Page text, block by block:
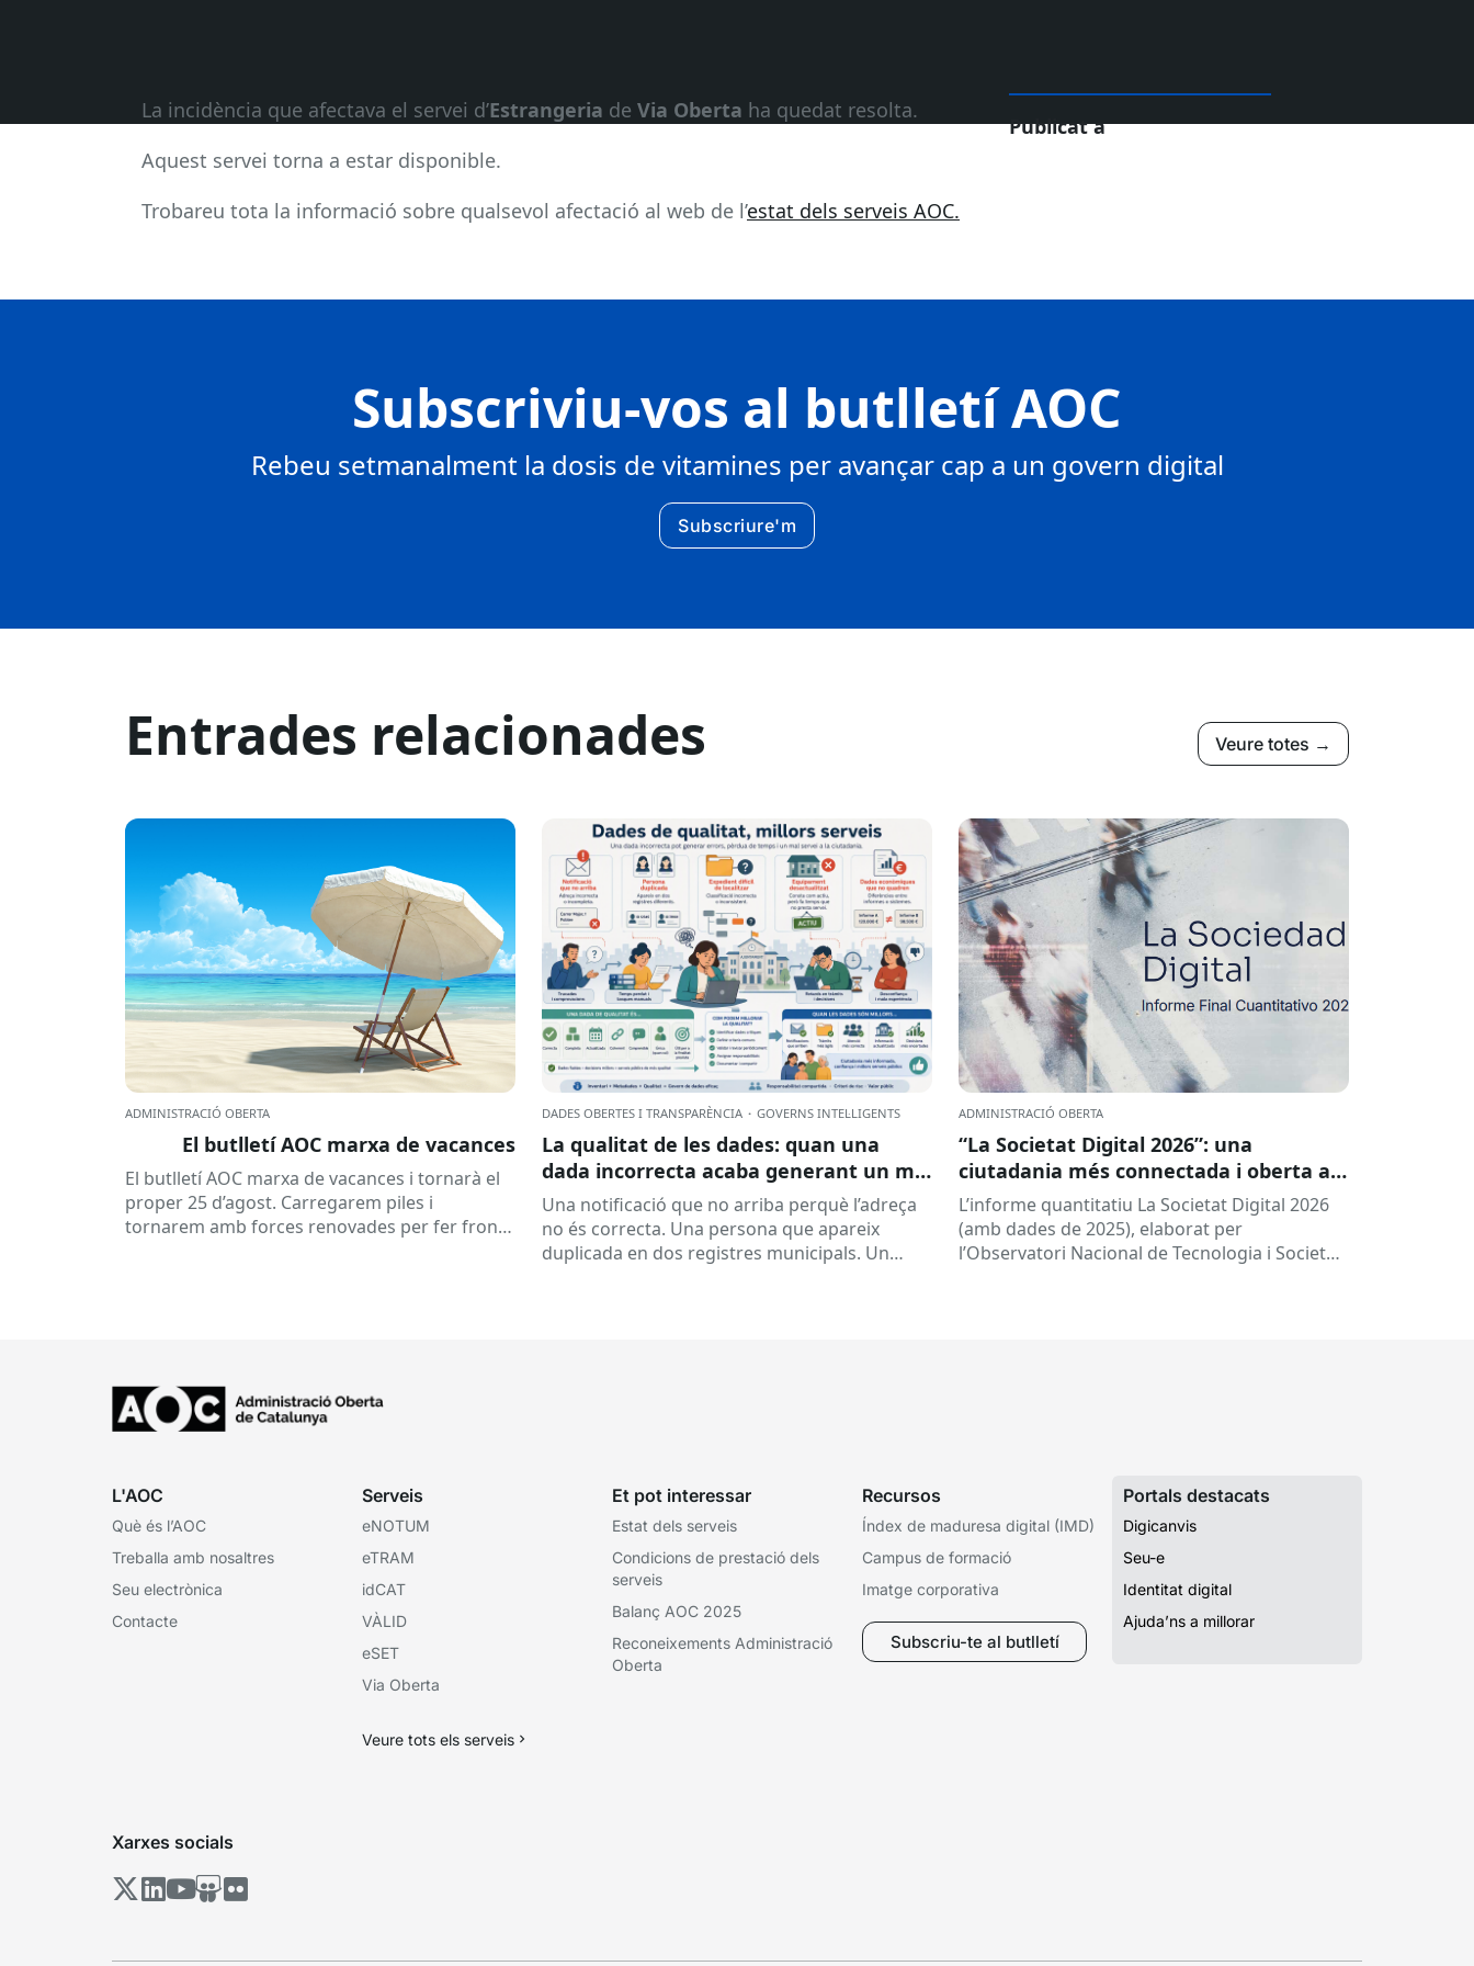
La incidència que afectava el servei d’Estrangeria de Via Oberta ha quedat resolta.
Aquest servei torna a estar disponible.
Trobareu tota la informació sobre qualsevol afectació al web de l’estat dels serveis AOC.
Publicat a
Subscriviu-vos al butlletí AOC
Rebeu setmanalment la dosis de vitamines per avançar cap a un govern digital
Subscriure'm
Entrades relacionades Veure totes →
ADMINISTRACIÓ OBERTA
El butlletí AOC marxa de vacances
El butlletí AOC marxa de vacances i tornarà el
proper 25 d’agost. Carregarem piles i
tornarem amb forces renovades per fer front
DADES OBERTES I TRANSPARÈNCIA · GOVERNS INTEL·LIGENTS
La qualitat de les dades: quan una
dada incorrecta acaba generant un mal
servei
Una notificació que no arriba perquè l’adreça
no és correcta. Una persona que apareix
duplicada en dos registres municipals. Un
ADMINISTRACIÓ OBERTA
“La Societat Digital 2026”: una
ciutadania més connectada i oberta a
la intel·ligència artificial
L’informe quantitatiu La Societat Digital 2026
(amb dades de 2025), elaborat per
l’Observatori Nacional de Tecnologia i Societat
L'AOC
Què és l’AOC
Treballa amb nosaltres
Seu electrònica
Contacte
Serveis
eNOTUM
eTRAM
idCAT
VÀLID
eSET
Via Oberta
Veure tots els serveis
Et pot interessar
Estat dels serveis
Condicions de prestació dels
serveis
Balanç AOC 2025
Reconeixements Administració
Oberta
Recursos
Índex de maduresa digital (IMD)
Campus de formació
Imatge corporativa
Subscriu-te al butlletí
Portals destacats
Digicanvis
Seu-e
Identitat digital
Ajuda’ns a millorar
Xarxes socials